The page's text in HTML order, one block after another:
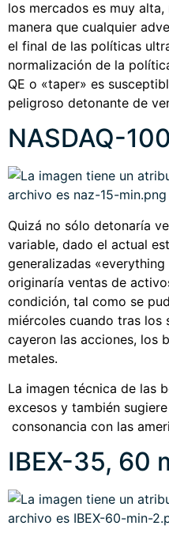
los mercados es muy
manera que cualquier
el final de las políticas
normalización de la
QE o «taper» es
peligroso detonante de
NASDAQ-
Quizá no sólo detonaría
variable, dado el actual
generalizadas
originaría ventas de
condición, tal como se
miércoles cuando tras los
cayeron las acciones, los
metales.
La imagen técnica de las
excesos y también
consonancia con las
IBEX-35, 60